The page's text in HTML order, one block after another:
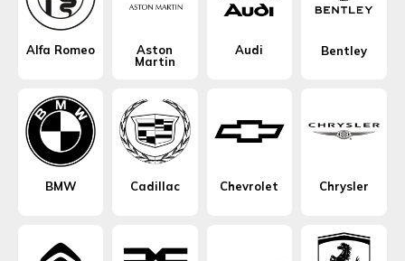
Alfa Romeo
Aston
Martin
Audi Bentley
BMW Cadillac Chevrolet Chrysler